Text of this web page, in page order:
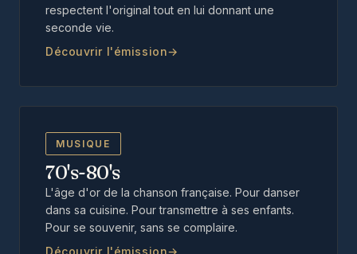
respectent l'original tout en lui donnant une
seconde vie.
Découvrir l'émission
MUSIQUE
70's-80's
L'âge d'or de la chanson française. Pour danser
dans sa cuisine. Pour transmettre à ses enfants.
Pour se souvenir, sans se complaire.
Découvrir l'émission